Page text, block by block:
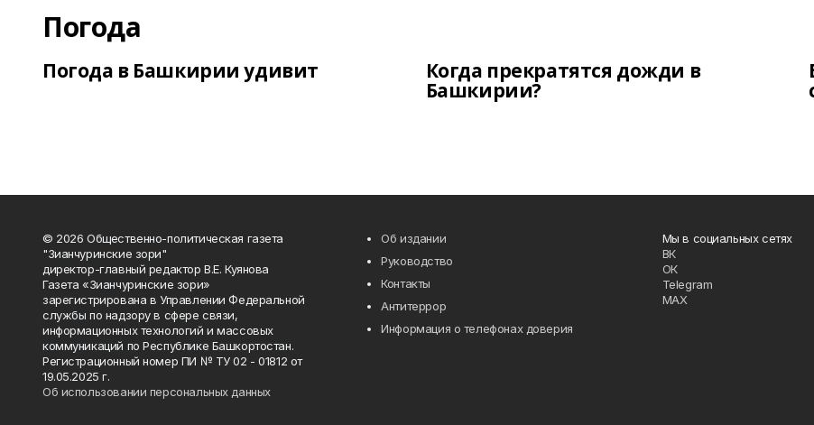
Погода
Погода в Башкирии удивит Когда прекратятся дожди в
Башкирии?
© 2026 Общественно-политическая газета
"Зианчуринские зори"
директор-главный редактор В.Е. Куянова
Газета «Зианчуринские зори»
зарегистрирована в Управлении Федеральной
службы по надзору в сфере связи,
информационных технологий и массовых
коммуникаций по Республике Башкортостан.
Регистрационный номер ПИ № ТУ 02 - 01812 от
19.05.2025 г.
Об использовании персональных данных
Об издании
Руководство
Контакты
Антитеррор
Информация о телефонах доверия
Мы в социальных сетях
ВК
ОК
Telegram
MAX